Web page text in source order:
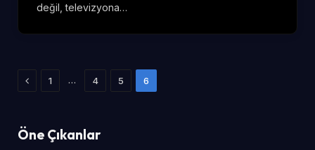
değil, televizyona…
Önceki
1 … 4 5 6
Öne Çıkanlar